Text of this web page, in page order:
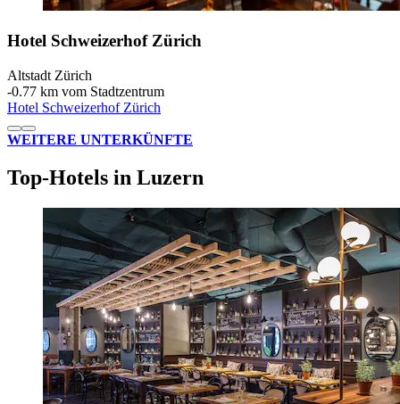
Hotel Schweizerhof Zürich
Altstadt Zürich
‐0.77 km vom Stadtzentrum
Hotel Schweizerhof Zürich
WEITERE UNTERKÜNFTE
Top-Hotels in Luzern